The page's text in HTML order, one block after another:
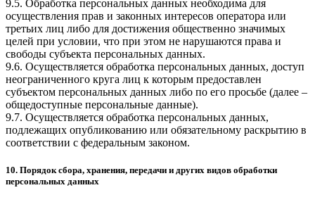
9.5. Обработка персональных данных необходима для
осуществления прав и законных интересов оператора или
третьих лиц либо для достижения общественно значимых
целей при условии, что при этом не нарушаются права и
свободы субъекта персональных данных.
9.6. Осуществляется обработка персональных данных, доступ
неограниченного круга лиц к которым предоставлен
субъектом персональных данных либо по его просьбе (далее –
общедоступные персональные данные).
9.7. Осуществляется обработка персональных данных,
подлежащих опубликованию или обязательному раскрытию в
соответствии с федеральным законом.
10. Порядок сбора, хранения, передачи и других видов обработки
персональных данных